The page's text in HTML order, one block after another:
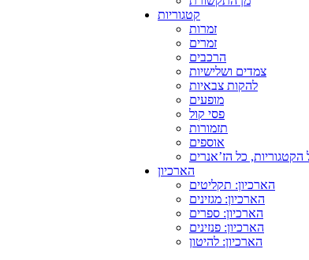
קטגוריות
זמרות
זמרים
הרכבים
צמדים ושלישיות
להקות צבאיות
מופעים
פסי קול
תזמורות
אוספים
הקטגוריות, כל הז’אנרים
הארכיון
הארכיון: תקליטים
הארכיון: מגזינים
הארכיון: ספרים
הארכיון: פנזינים
הארכיון: להיטון